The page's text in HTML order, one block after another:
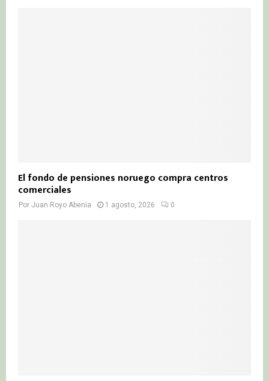
El fondo de pensiones noruego compra centros
comerciales
Por Juan Royo Abenia 1 agosto, 2026 0